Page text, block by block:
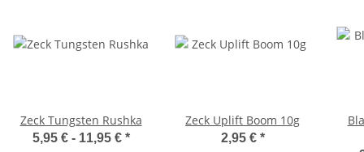
Zeck Tungsten Rushka
5,95 € - 11,95 € *
Zeck Uplift Boom 10g
2,95 € *